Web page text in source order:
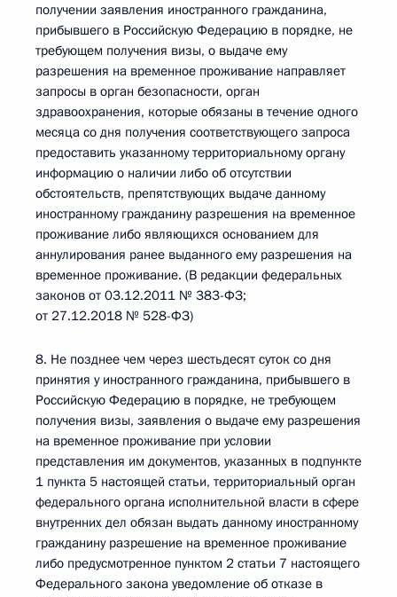
получении заявления иностранного гражданина,
прибывшего в Российскую Федерацию в порядке, не
требующем получения визы, о выдаче ему
разрешения на временное проживание направляет
запросы в орган безопасности, орган
здравоохранения, которые обязаны в течение одного
месяца со дня получения соответствующего запроса
предоставить указанному территориальному органу
информацию о наличии либо об отсутствии
обстоятельств, препятствующих выдаче данному
иностранному гражданину разрешения на временное
проживание либо являющихся основанием для
аннулирования ранее выданного ему разрешения на
временное проживание. (В редакции федеральных
законов от 03.12.2011 № 383-ФЗ;
от 27.12.2018 № 528-ФЗ)
8. Не позднее чем через шестьдесят суток со дня
принятия у иностранного гражданина, прибывшего в
Российскую Федерацию в порядке, не требующем
получения визы, заявления о выдаче ему разрешения
на временное проживание при условии
представления им документов, указанных в подпункте
1 пункта 5 настоящей статьи, территориальный орган
федерального органа исполнительной власти в сфере
внутренних дел обязан выдать данному иностранному
гражданину разрешение на временное проживание
либо предусмотренное пунктом 2 статьи 7 настоящего
Федерального закона уведомление об отказе в